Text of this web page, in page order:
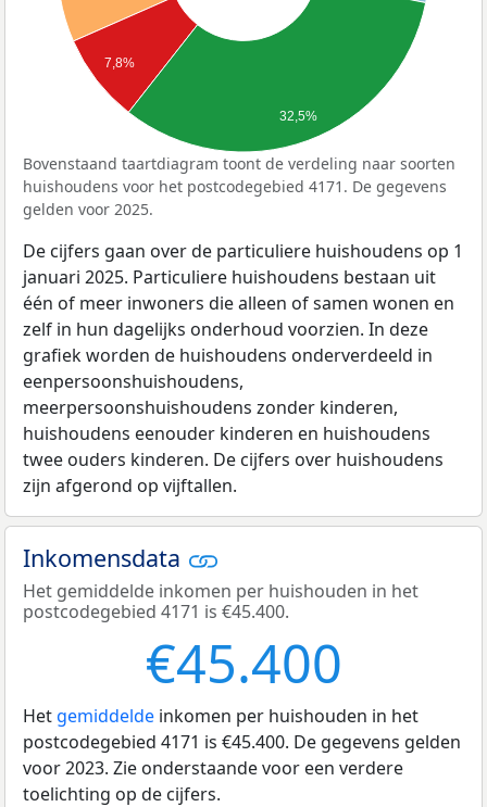
7,8%
32,5%
Bovenstaand taartdiagram toont de verdeling naar soorten
huishoudens voor het postcodegebied 4171. De gegevens
gelden voor 2025.
De cijfers gaan over de particuliere huishoudens op 1
januari 2025. Particuliere huishoudens bestaan uit
één of meer inwoners die alleen of samen wonen en
zelf in hun dagelijks onderhoud voorzien. In deze
grafiek worden de huishoudens onderverdeeld in
eenpersoonshuishoudens,
meerpersoonshuishoudens zonder kinderen,
huishoudens eenouder kinderen en huishoudens
twee ouders kinderen. De cijfers over huishoudens
zijn afgerond op vijftallen.
Inkomensdata
Het gemiddelde inkomen per huishouden in het
postcodegebied 4171 is €45.400.
€45.400
Het gemiddelde inkomen per huishouden in het
postcodegebied 4171 is €45.400. De gegevens gelden
voor 2023. Zie onderstaande voor een verdere
toelichting op de cijfers.